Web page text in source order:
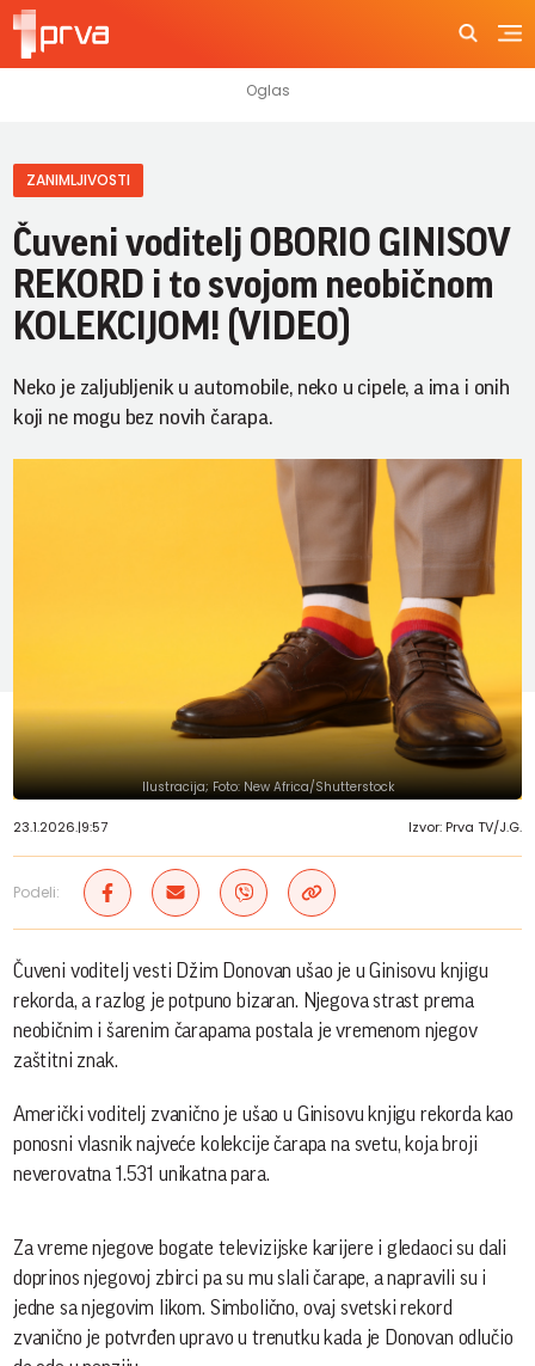
ZANIMLJIVOSTI
Čuveni voditelj OBORIO GINISOV
REKORD i to svojom neobičnom
KOLEKCIJOM! (VIDEO)
Neko je zaljubljenik u automobile, neko u cipele, a ima i onih
koji ne mogu bez novih čarapa.
Ilustracija; Foto: New Africa/Shutterstock
23.1.2026.|9:57 Izvor: Prva TV/J.G.
Podeli:
Čuveni voditelj vesti Džim Donovan ušao je u Ginisovu knjigu
rekorda, a razlog je potpuno bizaran. Njegova strast prema
neobičnim i šarenim čarapama postala je vremenom njegov
zaštitni znak.
Američki voditelj zvanično je ušao u Ginisovu knjigu rekorda kao
ponosni vlasnik najveće kolekcije čarapa na svetu, koja broji
neverovatna 1.531 unikatna para.
Za vreme njegove bogate televizijske karijere i gledaoci su dali
doprinos njegovoj zbirci pa su mu slali čarape, a napravili su i
jedne sa njegovim likom. Simbolično, ovaj svetski rekord
zvanično je potvrđen upravo u trenutku kada je Donovan odlučio